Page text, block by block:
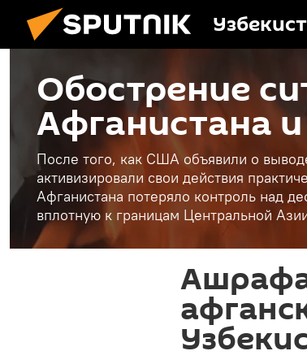
Обострение
Афганистана
После того, как США объявили о
активизировали свои действия
Афганистана потеряло контроль над
вплотную к границам Центральной